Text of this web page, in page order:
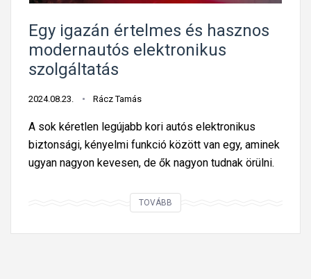
a
o
e
r
n
Egy igazán értelmes és hasznos
modernautós elektronikus
szolgáltatás
2024.08.23. Rácz Tamás
A sok kéretlen legújabb kori autós elektronikus
biztonsági, kényelmi funkció között van egy, aminek
ugyan nagyon kevesen, de ők nagyon tudnak örülni.
TOVÁBB
y